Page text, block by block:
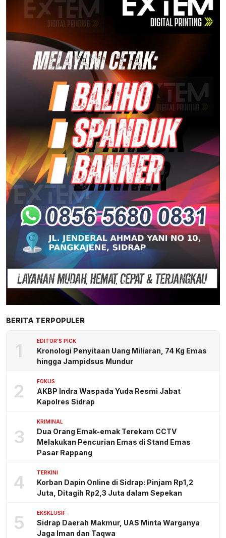
BERITA TERPOPULER
1 EDITOR'S PICK
Kronologi Penyitaan Uang Miliaran, 74 Kg Emas
hingga Jampidsus Mundur
2 FOKUS
AKBP Indra Waspada Yuda Resmi Jabat
Kapolres Sidrap
3
KRIMINAL
Dua Orang Emak-emak Terekam CCTV
Melakukan Pencurian Emas di Stand Emas
Pasar Rappang
4 TERKINI
Korban Dapin Online di Sidrap: Pinjam Rp1,2
Juta, Ditagih Rp2,3 Juta dalam Sepekan
5 EKSKLUSIF
Sidrap Daerah Makmur, UAS Minta Warganya
Jaga Iman dan Taqwa